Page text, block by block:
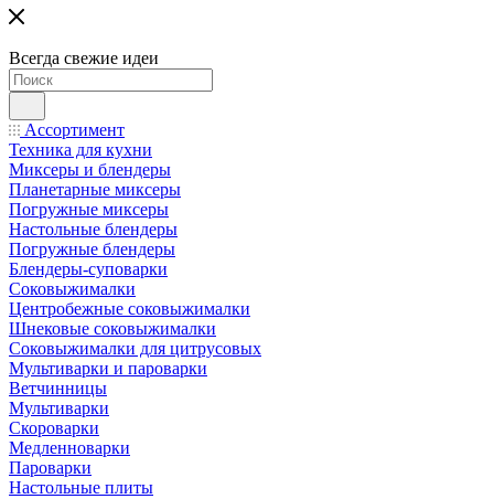
Всегда свежие идеи
Ассортимент
Техника для кухни
Миксеры и блендеры
Планетарные миксеры
Погружные миксеры
Настольные блендеры
Погружные блендеры
Блендеры-суповарки
Соковыжималки
Центробежные соковыжималки
Шнековые соковыжималки
Соковыжималки для цитрусовых
Мультиварки и пароварки
Ветчинницы
Мультиварки
Скороварки
Медленноварки
Пароварки
Настольные плиты